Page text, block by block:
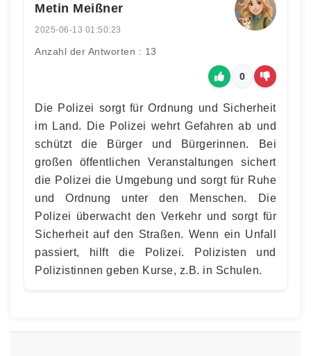
Metin Meißner
2025-06-13 01:50:23
Anzahl der Antworten : 13
0
Die Polizei sorgt für Ordnung und Sicherheit
im Land. Die Polizei wehrt Gefahren ab und
schützt die Bürger und Bürgerinnen. Bei
großen öffentlichen Veranstaltungen sichert
die Polizei die Umgebung und sorgt für Ruhe
und Ordnung unter den Menschen. Die
Polizei überwacht den Verkehr und sorgt für
Sicherheit auf den Straßen. Wenn ein Unfall
passiert, hilft die Polizei. Polizisten und
Polizistinnen geben Kurse, z.B. in Schulen.